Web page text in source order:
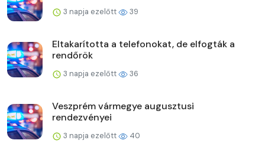
3 napja ezelőtt 39
Eltakarította a telefonokat, de elfogták a
rendőrök
3 napja ezelőtt 36
Veszprém vármegye augusztusi
rendezvényei
3 napja ezelőtt 40